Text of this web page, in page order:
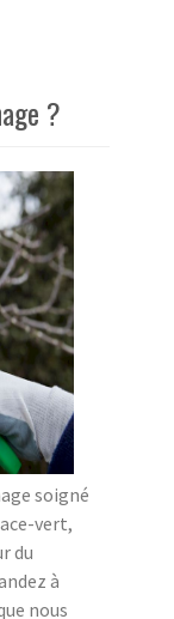
?
soigné
vert,
du
à
nous